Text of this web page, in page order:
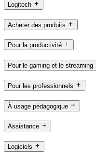
Logitech
Acheter des produits
Pour la productivité
Pour le gaming et le streaming
Pour les professionnels
À usage pédagogique
Assistance
Logiciels